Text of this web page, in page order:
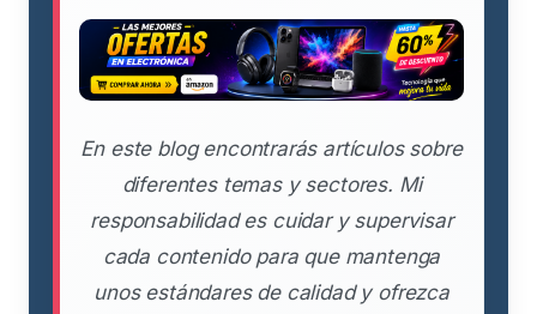
En este blog encontrarás artículos sobre
diferentes temas y sectores. Mi
responsabilidad es cuidar y supervisar
cada contenido para que mantenga
unos estándares de calidad y ofrezca